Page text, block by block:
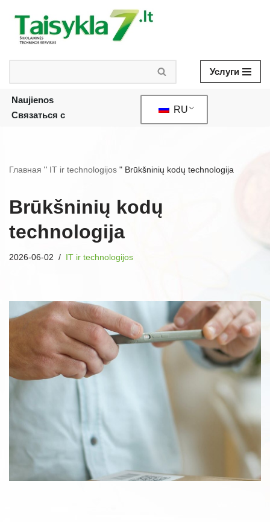
Skip
content
Услуги
Naujienos
Связаться с
RU
Главная " IT ir technologijos " Brūkšninių kodų technologija
Brūkšninių kodų
technologija
2026-06-02 IT ir technologijos